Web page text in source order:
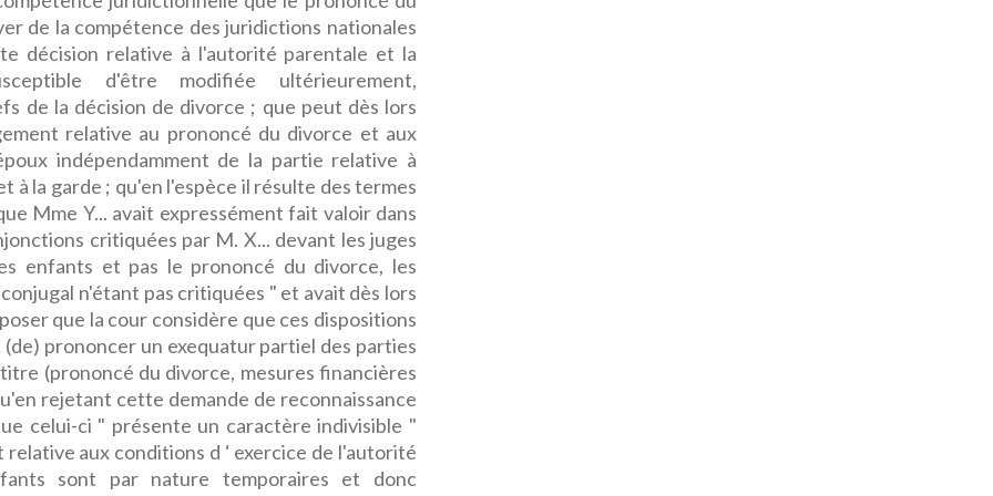
de la compétence des juridictions nationales
décision relative à l'autorité parentale et la
d'être modifiée ultérieurement,
de la décision de divorce ; que peut dès lors
relative au prononcé du divorce et aux
indépendamment de la partie relative à
à la garde ; qu'en l'espèce il résulte des termes
Mme Y... avait expressément fait valoir dans
critiquées par M. X... devant les juges
enfants et pas le prononcé du divorce, les
n'étant pas critiquées " et avait dès lors
que la cour considère que ces dispositions
prononcer un exequatur partiel des parties
(prononcé du divorce, mesures financières
rejetant cette demande de reconnaissance
celui-ci " présente un caractère indivisible "
aux conditions d ‘ exercice de l'autorité
sont par nature temporaires et donc